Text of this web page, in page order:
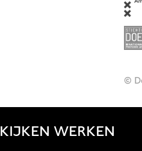
©
KIJKEN WERKEN